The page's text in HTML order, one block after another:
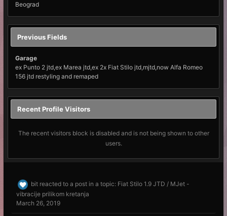
Beograd
Previous Fields
Garage
ex Punto 2 jtd,ex Marea jtd,ex 2x Fiat Stilo jtd,mjtd,now Alfa Romeo
156 jtd restyling and remaped
Recent Profile Visitors
The recent visitors block is disabled and is not being shown to other
users.
bit reacted to a post in a topic: Fiat Stilo 1.9 JTD / MJet -
vibracije prilikom kretanja
March 26, 2019